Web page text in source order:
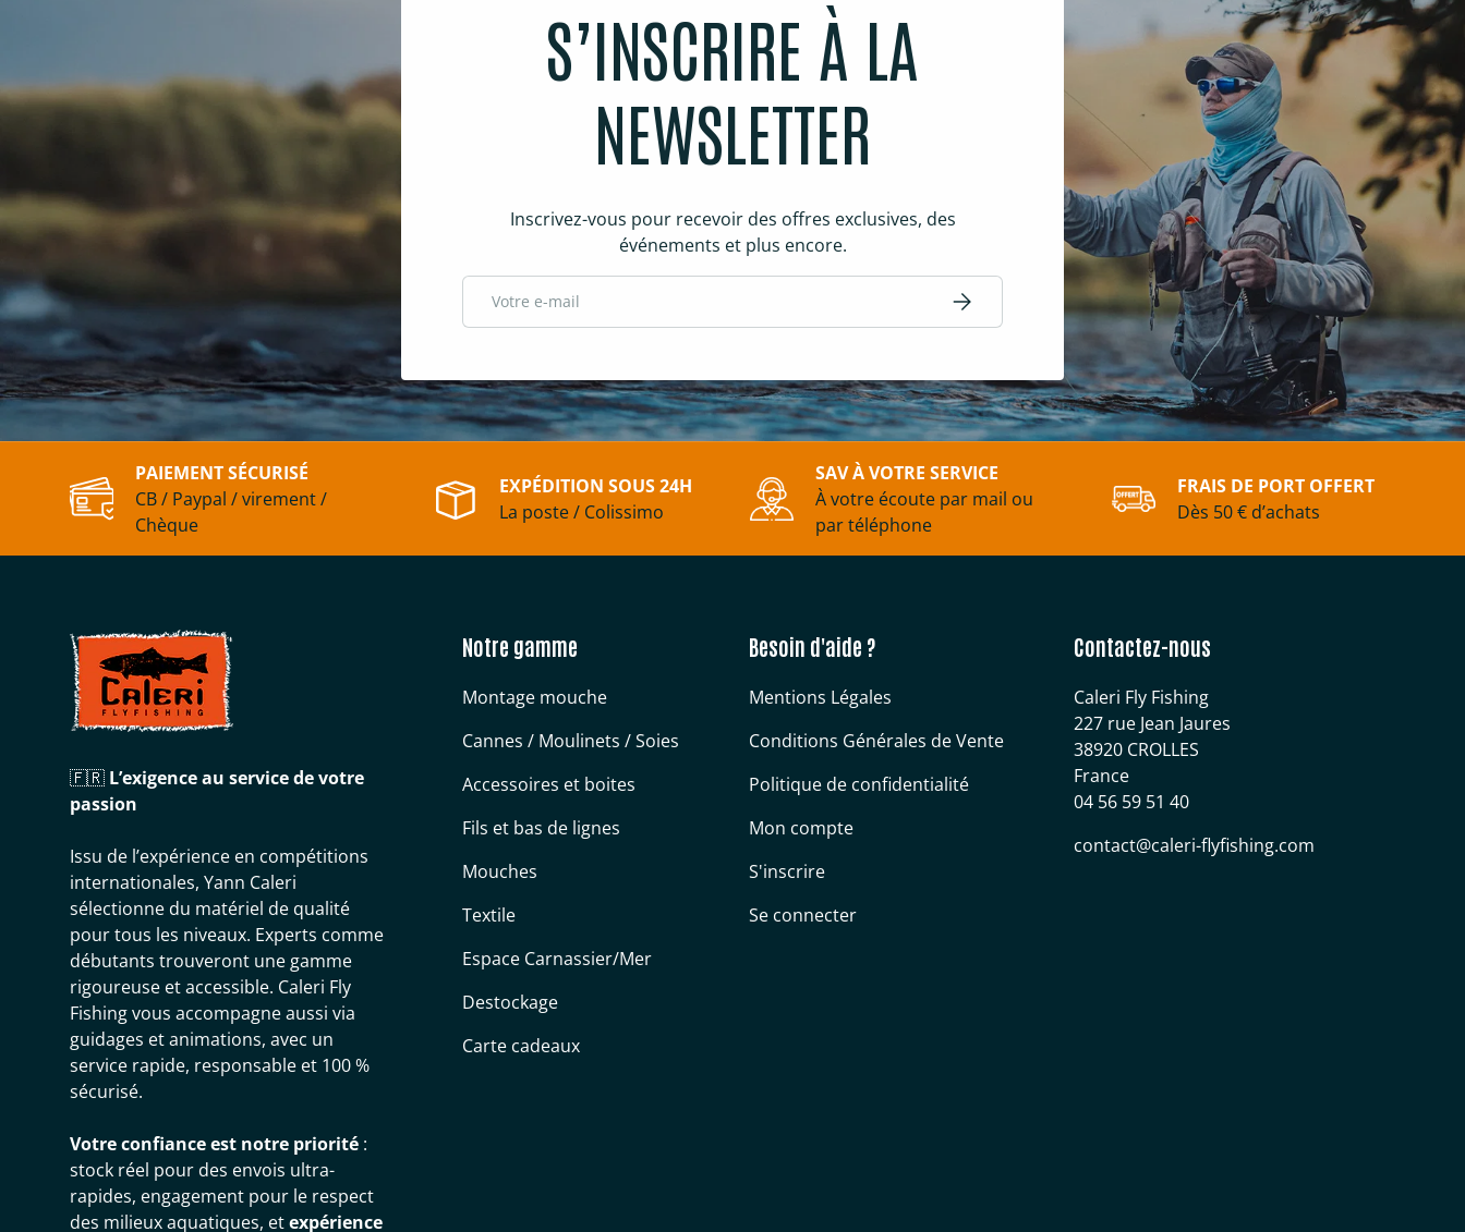
S’INSCRIRE À LA
NEWSLETTER
Inscrivez-vous pour recevoir des offres exclusives, des
événements et plus encore.
E-mail S’inscrire
PAIEMENT SÉCURISÉ
CB / Paypal / virement /
Chèque
EXPÉDITION SOUS 24H
La poste / Colissimo
SAV À VOTRE SERVICE
À votre écoute par mail ou
par téléphone
FRAIS DE PORT OFFERT
Dès 50 € d’achats
🇫🇷 L’exigence au service de votre
passion
Issu de l’expérience en compétitions
internationales, Yann Caleri
sélectionne du matériel de qualité
pour tous les niveaux. Experts comme
débutants trouveront une gamme
rigoureuse et accessible. Caleri Fly
Fishing vous accompagne aussi via
guidages et animations, avec un
service rapide, responsable et 100 %
sécurisé.
Votre confiance est notre priorité :
stock réel pour des envois ultra-
rapides, engagement pour le respect
des milieux aquatiques, etexpérience
Notre gamme
Montage mouche
Cannes / Moulinets / Soies
Accessoires et boites
Fils et bas de lignes
Mouches
Textile
Espace Carnassier/Mer
Destockage
Carte cadeaux
Besoin d'aide ?
Mentions Légales
Conditions Générales de Vente
Politique de confidentialité
Mon compte
S'inscrire
Se connecter
Contactez-nous
Caleri Fly Fishing
227 rue Jean Jaures
38920 CROLLES
France
04 56 59 51 40
contact@caleri-flyfishing.com